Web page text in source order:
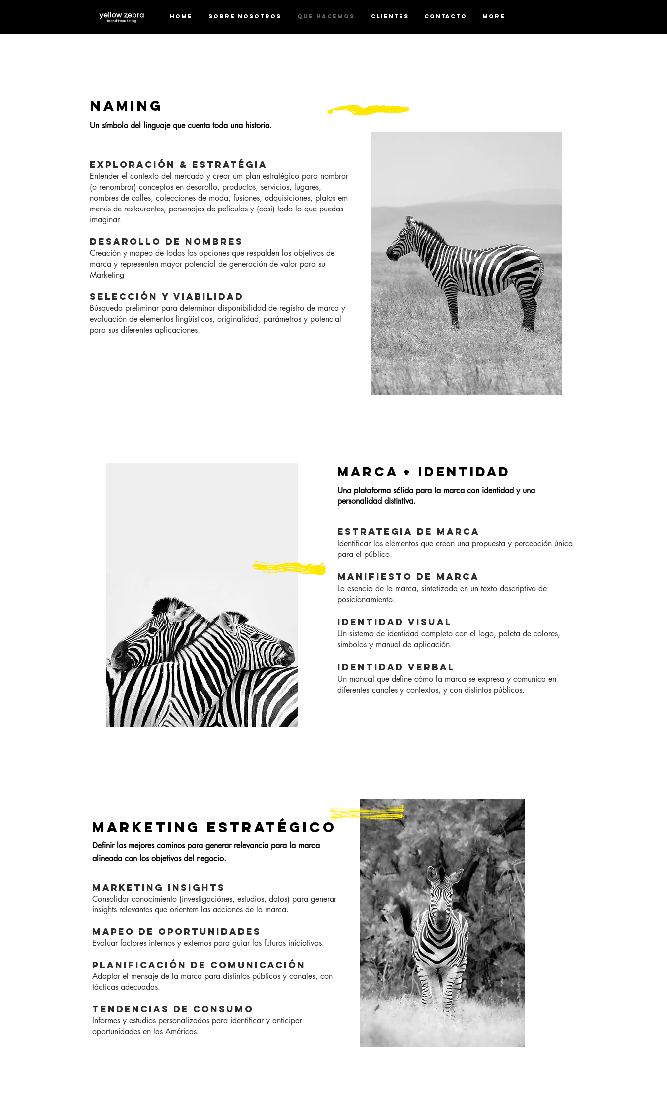
HOME SOBRE NOSOTROS QUE HACEMOS CLIENTES CONTACTO More
NAMING
Un símbolo del linguaje que cuenta toda una historia.
EXPLORACIÓN & ESTRATÉGIA
Entender el contexto del mercado y crear um plan estratégico para nombrar
(o renombrar) conceptos en desarollo, productos, servicios, lugares,
nombres de calles, colecciones de moda, fusiones, adquisiciones, platos em
menús de restaurantes, personajes de películas y (casi) todo lo que puedas
imaginar.
DESAROLLO DE NOMBRES
Creación y mapeo de todas las opciones que respalden los objetivos de
marca y representen mayor potencial de generación de valor para su
Marketing
SELECCiÓN Y VIABILIDAD
Búsqueda preliminar para determinar disponibilidad de registro de marca y
evaluación de elementos lingüísticos, originalidad, parámetros y potencial
para sus diferentes aplicaciones.
Una plataforma sólida para la marca con identidad y una
personalidad distintiva.
ESTRATEGIA DE MARCA
Identificar los elementos que crean una propuesta y percepción única
para el público.
MANIFIESTO DE MARCA
La esencia de la marca, sintetizada en un texto descriptivo de
posicionamiento.
IDENTIDAD VISUAL
Un sistema de identidad completo con el logo, paleta de colores,
símbolos y manual de aplicación.
IDENTIDAD VERBAL
Un manual que define cómo la marca se expresa y comunica en
diferentes canales y contextos, y con distintos públicos.
MARCA + IDENTIDAD
MARKETING ESTRATÉGICO
Definir los mejores caminos para generar relevancia para la marca
alineada con los objetivos del negocio.
MARKETING INSIGHTS
Consolidar conocimiento (investigaciónes, estudios, datos) para generar
insights relevantes que orientem las acciones de la marca.
MAPEO DE OPORTUNIDADES
Evaluar factores internos y externos para guiar las futuras iniciativas.
PLANIFICACIÓN DE COMUNICACIÓN
Adaptar el mensaje de la marca para distintos públicos y canales, con
tácticas adecuadas.
TENDENCIAS DE CONSUMO
Informes y estudios personalizados para identificar y anticipar
oportunidades en las Américas.